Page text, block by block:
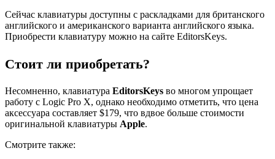
Сейчас клавиатуры доступны с раскладками для британского
английского и американского варианта английского языка.
Приобрести клавиатуру можно на сайте EditorsKeys.
Стоит ли приобретать?
Несомненно, клавиатура EditorsKeys во многом упрощает
работу с Logic Pro X, однако необходимо отметить, что цена
аксессуара составляет $179, что вдвое больше стоимости
оригинальной клавиатуры Apple.
Смотрите также: